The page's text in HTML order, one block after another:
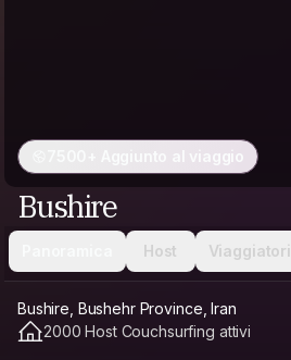
7500+ Aggiunto al viaggio
Bushire
Host Viaggiatori
Bushire, Bushehr Province, Iran
2000 Host Couchsurfing attivi